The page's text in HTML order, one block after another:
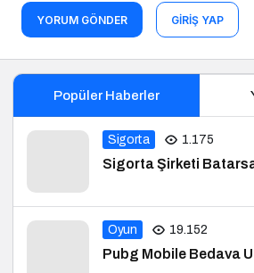
YORUM GÖNDER GIRIŞ YAP
Popüler Haberler
Sigorta 1.175
Sigorta Şirketi
Oyun 19.152
Pubg Mobile Bedava